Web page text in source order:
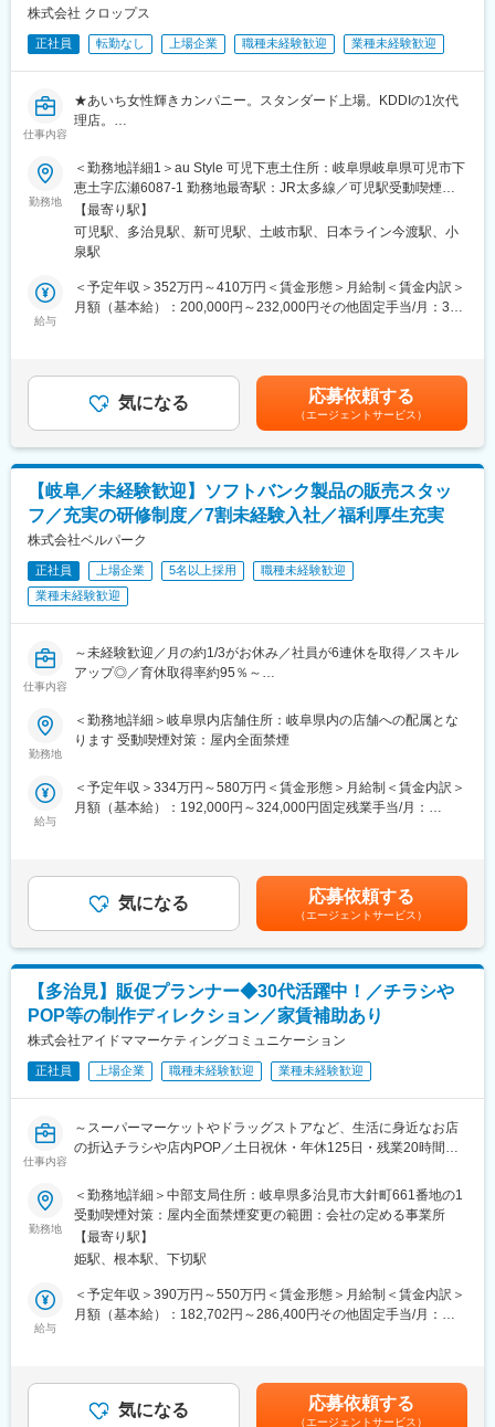
■インセンティブ・資格手当：
売上のインセンティブや、接客のインセンティブで月々2～3万円
点からずっと、1つの資格取得ごとに月々資格手当1万円を支給。
頑張れば頑張るほど、年収が1年目から、最大で30～40万円ほど
変更の範囲：会社の定める業務
す。将来的には、クライアントの販促促進の企画立案や実行など
もお任せします。
※中途入社者が8割以上のため、中途入社のハンデは一切ありませ
ん！
■当社について：
流通小売業に特化し、顧客先常駐でクライアントに深く入り込む
し、「コスト」「効率」「マーケティング」など、さまざまな面
から販売促進を総合的に支援する会社です。売上500億円～3000
億円規模の顧客に対し、年間販促計画の立案からメディア制作、
実施、効果検証までの一連の業務を、クライアントのオフィス内
に当社スタッフが常駐する独自のスタイルで行っています。この
ネスモデルが評価され、厳しい環境下でも堅調な成長を続けてい
ます。現在では、日本国内に15拠点、海外には中国にも拠点を構
株式会社 クロップス
正社員 転勤なし 上場企業 職種未経験歓迎 業種未経験歓迎
仕事内容
★あいち女性輝きカンパニー。スタンダード上場。KDDIの1次代
理店。
■職務内容：
au Style／UQスポットのいずれかの店舗でお客様のニーズに合わ
せた商品提案をお任せします
■職務内容：
・新規の契約手続き
・機種変更
・イベント会場での集客業務や提案営業
・成長意欲があり、収入アップやキャリアアップを目指したい方
・チームで仕事をする事にやりがいを感じる方
■教育体制：
同社では「人材育成」と 「社員教育」に力を入れております。
KDDI様主催の研修を最大限に活用することはもちろん、当社なら
ではの研修制度も多数ありますので、未経験でも安心してくださ
■インセンティブ・資格手当：
売上のインセンティブや、接客のインセンティブで月々2～3万円
3つあるKDDIの資格試験に合格すると、その時点から1つの資格取
得ごとに月々資格手当1万円を支給。
基本的には「スタッフ→副店長→店長→本社キャリア」のステッ
プでキャリアを積んでいきます
・教育担当（研修企画・育成）
・法人営業（通信・OA機器の提案）
◎ 社内公募などでキャリアチェンジも可能
確保されております。毎月3日間は、好きな日を指定出来る「希望
休」制度もあり、土日や連続での希望を出すことも可能
・年休120日＋リフレッシュ休暇＋月1回の有給取得推奨で年間
・残業は平均23.4時間程
・有給消化率85％以上
・2ヶ月前に申請すれば10日間以上の長期連休も取得可能
勤務地
＜勤務地詳細1＞au Style 可児下恵土住所：岐阜県岐阜県可児市下
恵土字広瀬6087-1 勤務地最寄駅：JR太多線／可児駅受動喫煙対
策：屋内全面禁煙＜勤務地詳細2＞au Style イオンモール土岐住
所：岐阜県土岐市土岐津町土岐口1372-1 イオンモール土岐 1階
受動喫煙対策：屋内全面禁煙変更の範囲：会社の定める事業所
【最寄り駅】
可児駅、多治見駅、新可児駅、土岐市駅、日本ライン今渡駅、小
泉駅
給与
＜予定年収＞352万円～410万円＜賃金形態＞月給制＜賃金内訳＞
月額（基本給）：200,000円～232,000円その他固定手当/月：300
手当＞有＜給与補足＞■賞与年2回■昇給年1回■新入社員応援手
当：試用期間17,000円/月（入社後、最大3ヶ月）、8,500円/月
（試用期間終了後、3ヶ月）。試用期間終了後、インセンティブ対
象（月平均2万。最大12万）■モデル年収：27歳（経験3年）：年
収450万円32歳（経験4年）：年収612万円賃金はあくまでも目安
の金額であり、選考を通じて上下する可能性があります。月給(月
額)は固定手当を含めた表記です。
気になる 応募依頼する
（エージェントサービス）
【岐阜／未経験歓迎】ソフトバンク製品の販売スタッ
フ／充実の研修制度／7割未経験入社／福利厚生充実
株式会社ベルパーク
正社員 上場企業 5名以上採用
職種未経験歓迎
業種未経験歓迎
仕事内容
～未経験歓迎／月の約1/3がお休み／社員が6連休を取得／スキル
アップ◎／育休取得率約95％～
当社直営のソフトバンクショップで、お客様の受付対応、携帯電
話やスマートフォンのサービスや商品案内といった仕事をお任せ
ます。
◇受付対応
◇店内イベントの企画・実施 など
★ライフイベントへの支援多数★
（1）社員の男女比は【47％：53％】で、男女共にバランスよく
活躍しています。
・月1日の有給取得・連続休暇取得を推進中
・育休取得率95％／復帰率は約90％！
・保育園に預けて復職した場合⇒保育手当を支給（3歳まで）
・お子さんが4歳に達するまで時短勤務可
・時短とフルタイムをミックスして使えます『慣らしフルタイム
・30歳時点で男女の年収差額が少ないランキング「第1位」
https://www.vorkers.com/hatarakigai/vol_104
https://note.com/bellpark_saiyou/m/mb6d929dc2ddc
（2）社員の男女比は【47％：53％】で、男女ともにバランスよ
く活躍しています。当社では公正で透明度の高い評価制度を採用
しており、性別による評価の差異などは一切ありません！…です
が、女性の場合は出産などのライフイベントが少なからずキャリ
アに影響します。そのため当社でも女性管理職の数はまだまだ少
▼詳細はこちらから
https://bellpark-recruit.jp/company
勤務地
＜勤務地詳細＞岐阜県内店舗住所：岐阜県内の店舗への配属とな
ります 受動喫煙対策：屋内全面禁煙
給与
＜予定年収＞334万円～580万円＜賃金形態＞月給制＜賃金内訳＞
月額（基本給）：192,000円～324,000円固定残業手当/月：
トバンク認定資格を取得すると資格手当が追加支給されます。※上
記月収・年収はみなし残業手当含む加えた金額です。賞与：年2回
（6・12月）・昇給：年1回賞与とは別にインセンティブや特別賞
与も支給実績あり（2024年は30万円の追加支給を実施） 賃金は
あくまでも目安の金額であり、選考を通じて上下する可能性があ
ります。月給(月額)は固定手当を含めた表記です。
気になる 応募依頼する
（エージェントサービス）
【多治見】販促プランナー◆30代活躍中！／チラシや
POP等の制作ディレクション／家賃補助あり
株式会社アイドママーケティングコミュニケーション
正社員 上場企業 職種未経験歓迎 業種未経験歓迎
仕事内容
～スーパーマーケットやドラッグストアなど、生活に身近なお店
の折込チラシや店内POP／土日祝休・年休125日・残業20時間程
■業務内容：
流通小売業（スーパーマーケットやドラッグストア等）に特化
し、さまざまな面から販売促進（売上UP）をトータル支援する当
社にて、「企画営業・販促プランナー」のお仕事をお任せしま
す。
の制作に関するディレクション業務全般
◇クライアントとの打合せ、原稿管理、制作指示、校正などを行
勤務地
＜勤務地詳細＞中部支局住所：岐阜県多治見市大針町661番地の1
受動喫煙対策：屋内全面禁煙変更の範囲：会社の定める事業所
【最寄り駅】
姫駅、根本駅、下切駅
給与
＜予定年収＞390万円～550万円＜賃金形態＞月給制＜賃金内訳＞
月額（基本給）：182,702円～286,400円その他固定手当/月：
業手当＞有＜給与補足＞■入社祝金制度あり入社時に20万円、試
用期間終了後に10万円。合計30万円を支給します。■昇給：年1回
気になる 応募依頼する
（エージェントサービス）